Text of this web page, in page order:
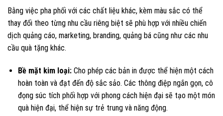
Bằng việc pha phối với các chất liệu khác, kèm màu sắc có thể
thay đổi theo từng nhu cầu riêng biệt sẽ phù hợp với nhiều chiến
dịch quảng cáo, marketing, branding, quảng bá cũng như các nhu
cầu quà tặng khác.
Bề mặt kim loại: Cho phép các bản in được thể hiện một cách
hoàn toàn và đạt đến độ sắc sảo. Các thông điệp ngắn gọn, cô
đọng súc tích phối hợp với phong cách hiện đại sẽ tạo một món
quà hiện đại, thể hiện sự trẻ trung và năng động.